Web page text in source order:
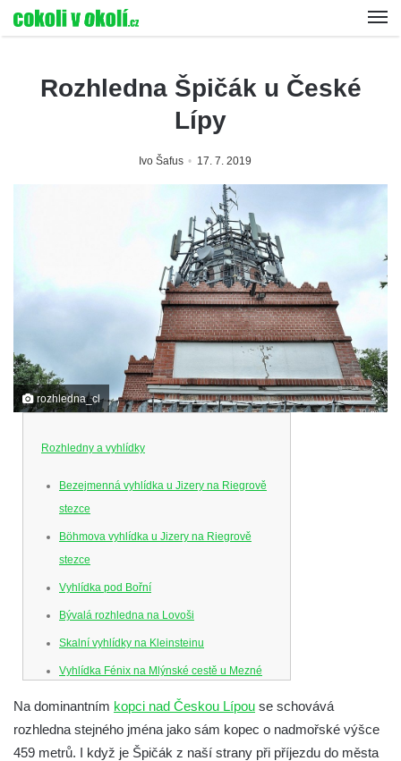
Rozhledna Špičák u České
Lípy
Ivo Šafus 17. 7. 2019
rozhledna_cl
Rozhledny a vyhlídky
Bezejmenná vyhlídka u Jizery na Riegrově
stezce
Böhmova vyhlídka u Jizery na Riegrově
stezce
Vyhlídka pod Bořní
Bývalá rozhledna na Lovoši
Skalní vyhlídky na Kleinsteinu
Vyhlídka Fénix na Mlýnské cestě u Mezné
Vyhlídka na Caspersbergu u
starokatolického kostela Proměnění Páně
ve Varnsdorfu
Na dominantním kopci nad Českou Lípou se schovává
rozhledna stejného jména jako sám kopec o nadmořské výšce
459 metrů. I když je Špičák z naší strany při příjezdu do města